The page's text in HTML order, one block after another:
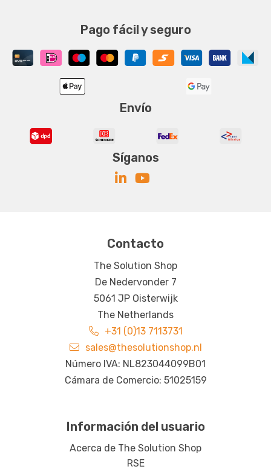
Pago fácil y seguro
Envío
Síganos
Contacto
The Solution Shop
De Nedervonder 7
5061 JP Oisterwijk
The Netherlands
+31 (0)13 7113731
sales@thesolutionshop.nl
Número IVA: NL823044099B01
Cámara de Comercio: 51025159
Información del usuario
Acerca de The Solution Shop
RSE